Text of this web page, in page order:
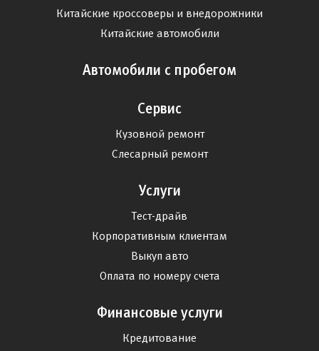
Китайские кроссоверы и внедорожники
Китайские автомобили
Автомобили с пробегом
Сервис
Кузовной ремонт
Слесарный ремонт
Услуги
Тест-драйв
Корпоративным клиентам
Выкуп авто
Оплата по номеру счета
Финансовые услуги
Кредитование